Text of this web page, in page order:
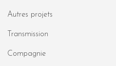
Autres projets
Transmission
Compagnie